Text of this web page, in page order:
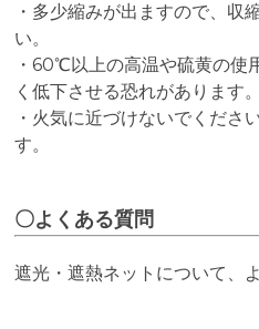
・多少縮みが出ますので、収
い。
・60℃以上の高温や硫黄の使
く低下させる恐れがあります。
・火気に近づけないでくださ
す。
〇よくある質問
遮光・遮熱ネットについて、